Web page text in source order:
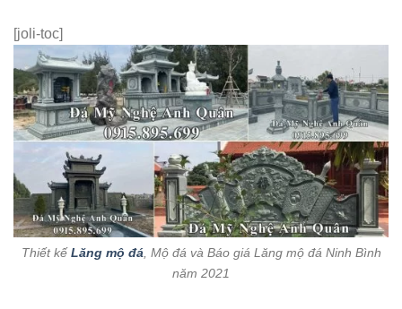
[joli-toc]
Thiết kếLăng mộ đá , Mộ đá và Báo giá Lăng mộ đá Ninh Bình
năm 2021